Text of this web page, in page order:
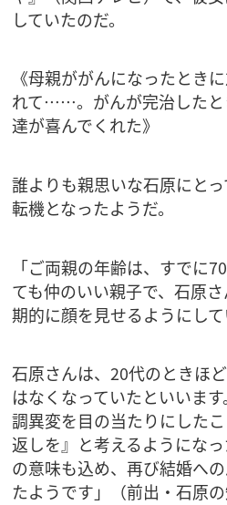
していたのだ。
《母親ががんになったとき
れて……。がんが完治したと
達が喜んでくれた》
誰よりも親思いな石原にと
転機となったようだ。
「ご両親の年齢は、すでに
ても仲のいい親子で、石原
期的に顔を見せるようにして
石原さんは、20代のときほ
はなくなっていたといいま
調異変を目の当たりにした
返しを』と考えるようにな
の意味も込め、再び結婚へ
たようです」（前出・石原の